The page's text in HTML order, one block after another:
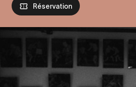
Réservation